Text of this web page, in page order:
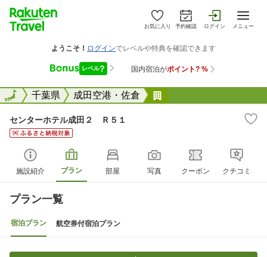
お気に入り 予約確認 ログイン メニュー
全国千葉県 成田空港・佐倉
全国
センターホテル成田２ Ｒ５１
施設紹介 プラン 部屋 写真 クーポン クチコミ
プラン一覧
宿泊プラン 航空券付宿泊プラン